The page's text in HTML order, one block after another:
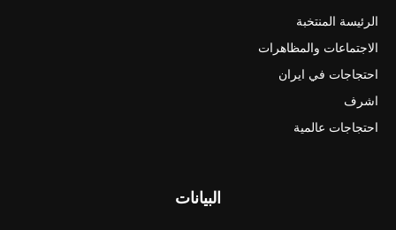
الرئيسة المنتخبة
الاجتماعات والمظاهرات
احتجاجات في ايران
اشرف
احتجاجات عالمية
البيانات